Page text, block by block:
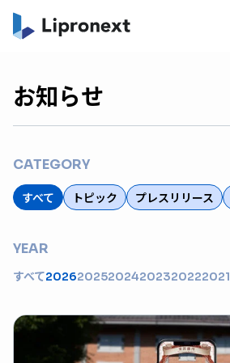
お知らせ
CATEGORY
すべて トピック プレスリリース
YEAR
すべて202620252024202320222021